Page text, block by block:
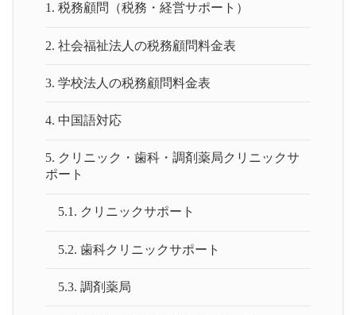
1.税務顧問（税務・経営サポート）
2.社会福祉法人の税務顧問料金表
3.学校法人の税務顧問料金表
4. 中国語対応
5. クリニック・歯科・調剤薬局クリニックサ
ポート
5.1. クリニックサポート
5.2.歯科クリニックサポート
5.3.調剤薬局